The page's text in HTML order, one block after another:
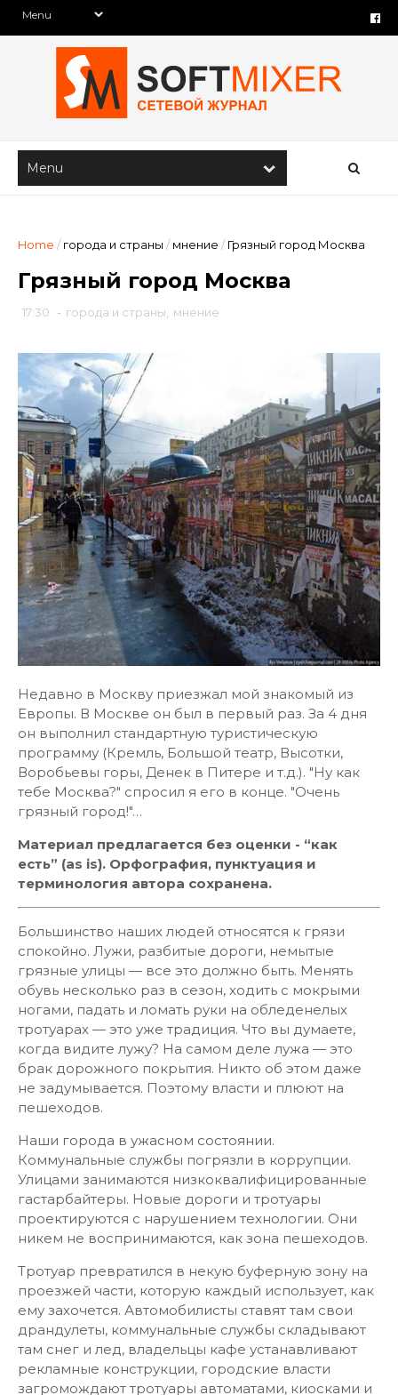
Home / города и страны / мнение / Грязный город Москва
Грязный город Москва
17:30 - города и страны мнение
Недавно в Москву приезжал мой знакомый из
Европы. В Москве он был в первый раз. За 4 дня
он выполнил стандартную туристическую
программу (Кремль, Большой театр, Высотки,
Воробьевы горы, Денек в Питере и т.д.). "Ну как
тебе Москва?" спросил я его в конце. "Очень
грязный город!"…
Материал предлагается без оценки - “как
есть” (as is). Орфография, пунктуация и
терминология автора сохранена.
Большинство наших людей относятся к грязи
спокойно. Лужи, разбитые дороги, немытые
грязные улицы — все это должно быть. Менять
обувь несколько раз в сезон, ходить с мокрыми
ногами, падать и ломать руки на обледенелых
тротуарах — это уже традиция. Что вы думаете,
когда видите лужу? На самом деле лужа — это
брак дорожного покрытия. Никто об этом даже
не задумывается. Поэтому власти и плюют на
пешеходов.
Наши города в ужасном состоянии.
Коммунальные службы погрязли в коррупции.
Улицами занимаются низкоквалифицированные
гастарбайтеры. Новые дороги и тротуары
проектируются с нарушением технологии. Они
никем не воспринимаются, как зона пешеходов.
Тротуар превратился в некую буферную зону на
проезжей части, которую каждый использует, как
ему захочется. Автомобилисты ставят там свои
драндулеты, коммунальные службы складывают
там снег и лед, владельцы кафе устанавливают
рекламные конструкции, городские власти
загромождают тротуары автоматами, киосками и